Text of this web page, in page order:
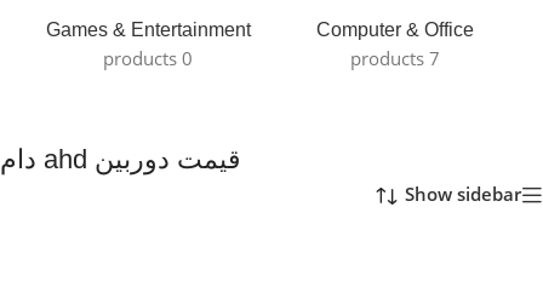
Computer & Office
7 products
Games & Entertainment
0 products
قیمت دوربین ahd دام
Show sidebar